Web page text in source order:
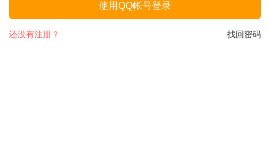
使用QQ帐号登录
找回密码
还没有注册？